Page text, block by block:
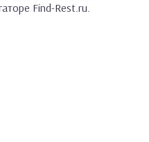
Find-Rest.ru.